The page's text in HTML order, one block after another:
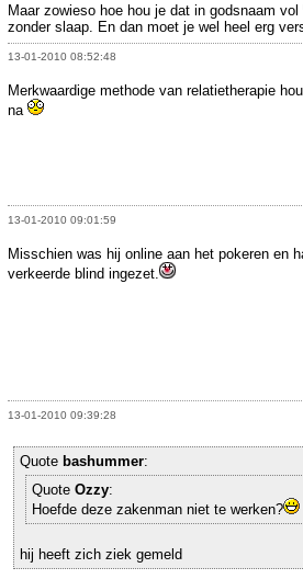
Maar zowieso hoe hou je dat in godsnaam vol
zonder slaap. En dan moet je wel heel erg
13-01-2010 08:52:48
Merkwaardige methode van relatietherapie
na
13-01-2010 09:01:59
Misschien was hij online aan het pokeren en
verkeerde blind ingezet.
13-01-2010 09:39:28
Quote bashummer:
Quote Ozzy:
Hoefde deze zakenman niet te werken?
hij heeft zich ziek gemeld